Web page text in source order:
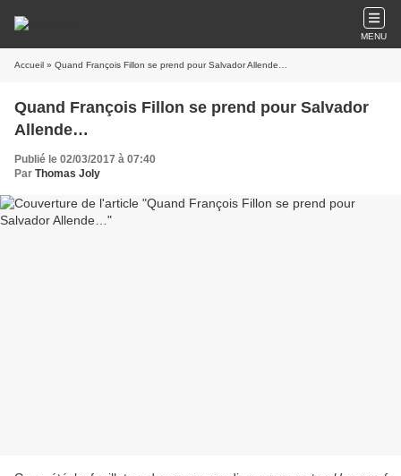
MENU
Accueil » Quand François Fillon se prend pour Salvador Allende…
Quand François Fillon se prend pour Salvador
Allende…
Publié le 02/03/2017 à 07:40
Par Thomas Joly